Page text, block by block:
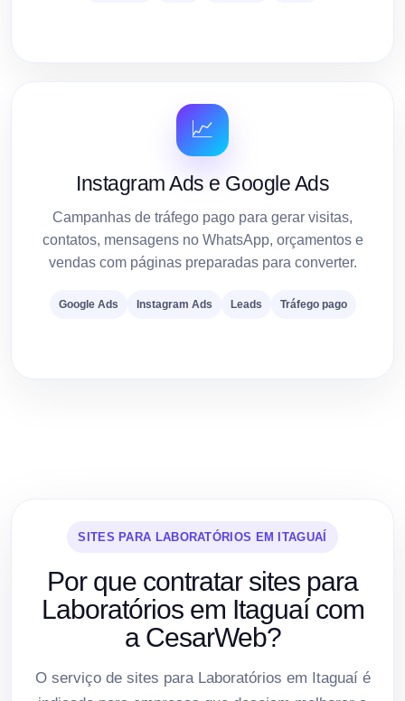
📈
Instagram Ads e Google Ads
Campanhas de tráfego pago para gerar visitas,
contatos, mensagens no WhatsApp, orçamentos e
vendas com páginas preparadas para converter.
Google Ads Instagram Ads Leads Tráfego pago
SITES PARA LABORATÓRIOS EM ITAGUAÍ
Por que contratar sites para
Laboratórios em Itaguaí com
a CesarWeb?
O serviço de sites para Laboratórios em Itaguaí é